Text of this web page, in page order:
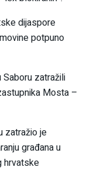
dijaspore
potpuno
zatražili
Mosta –
zatražio je
građana u
hrvatske